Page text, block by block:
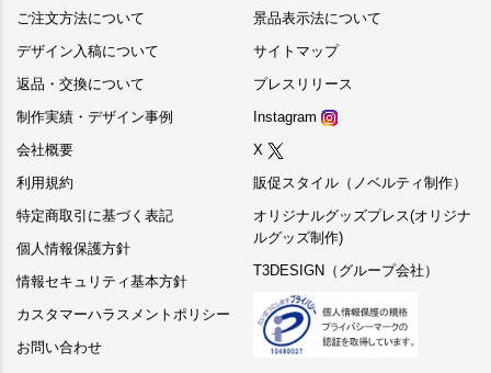
ご注文方法について
デザイン入稿について
返品・交換について
制作実績・デザイン事例
会社概要
利用規約
特定商取引に基づく表記
個人情報保護方針
情報セキュリティ基本方針
カスタマーハラスメントポリシー
お問い合わせ
景品表示法について
サイトマップ
プレスリリース
Instagram
X
販促スタイル（ノベルティ制作）
オリジナルグッズプレス(オリジナ
ルグッズ制作)
T3DESIGN（グループ会社）